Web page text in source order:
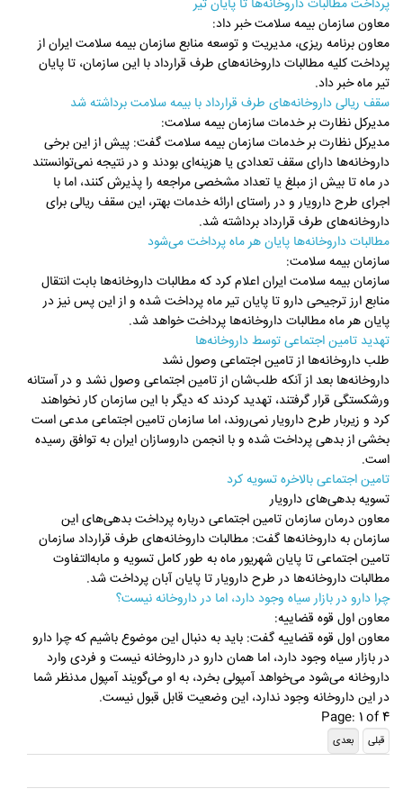
پرداخت مطالبات داروخانه‌ها تا پایان تیر
معاون سازمان بیمه سلامت خبر داد:
معاون برنامه ریزی، مدیریت و توسعه منابع سازمان بیمه سلامت ایران از
پرداخت کلیه مطالبات داروخانه‌های طرف قرارداد با این سازمان، تا پایان
تیر ماه خبر داد.
سقف ریالی داروخانه‌های طرف قرارداد با بیمه سلامت برداشته شد
مدیرکل نظارت بر خدمات سازمان بیمه سلامت:
مدیرکل نظارت بر خدمات سازمان بیمه سلامت گفت: پیش از این برخی
داروخانه‌ها دارای سقف تعدادی یا هزینه‌ای بودند و در نتیجه نمی‌توانستند
در ماه تا بیش از مبلغ یا تعداد مشخصی مراجعه را پذیرش کنند، اما با
اجرای طرح دارویار و در راستای ارائه خدمات بهتر، این سقف ریالی برای
داروخانه‌های طرف قرارداد برداشته شد.
مطالبات داروخانه‌ها پایان هر ماه پرداخت می‌شود
سازمان بیمه سلامت:
سازمان بیمه سلامت ایران اعلام کرد که مطالبات داروخانه‌ها بابت انتقال
منابع ارز ترجیحی دارو تا پایان تیر ماه پرداخت شده و از این پس نیز در
پایان هر ماه مطالبات داروخانه‌ها پرداخت خواهد شد.
تهدید تامین اجتماعی توسط داروخانه‌ها
طلب داروخانه‌ها از تامین اجتماعی وصول نشد
داروخانه‌ها بعد از آنکه طلب‌شان از تامین اجتماعی وصول نشد و در آستانه
ورشکستگی قرار گرفتند، تهدید کردند که دیگر با این سازمان کار نخواهند
کرد و زیربار طرح دارویار نمی‌روند، اما سازمان تامین اجتماعی مدعی است
بخشی از بدهی پرداخت شده و با انجمن داروسازان ایران به توافق رسیده
است.
تامین اجتماعی بالاخره تسویه کرد
تسویه بدهی‌های دارویار
معاون درمان سازمان تامین اجتماعی درباره پرداخت بدهی‌های این
سازمان به داروخانه‌ها گفت: مطالبات داروخانه‌های طرف قرارداد سازمان
تامین‌ اجتماعی تا پایان شهریور ماه به‌ طور کامل تسویه و مابه‌التفاوت
مطالبات داروخانه‌ها در طرح دارویار تا پایان آبان پرداخت شد.
چرا دارو در بازار سیاه وجود دارد، اما در داروخانه نیست؟
معاون اول قوه قضاییه:
معاون اول قوه قضاییه گفت: باید به دنبال این موضوع باشیم که چرا دارو
در بازار سیاه وجود دارد، اما همان دارو در داروخانه نیست و فردی وارد
داروخانه می‌شود می‌خواهد آمپولی بخرد، به او می‌گویند آمپول مدنظر شما
در این داروخانه وجود ندارد، این وضعیت قابل قبول نیست.
Page: 1 of 4